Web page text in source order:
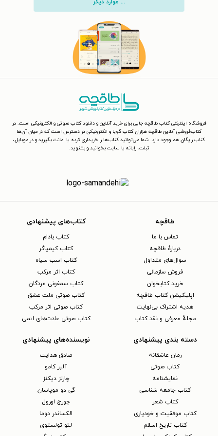
... موارد دیگر
فروشگاه اینترنتی کتاب طاقچه جایی برای خرید آنلاین و دانلود کتاب صوتی و الکترونیکی است. در
کتاب‌فروشی آنلاین طاقچه هزاران کتاب گویا و الکترونیکی در دسترس است که در میان آن‌ها
کتاب رایگان هم وجود دارد. شما می‌توانید کتاب‌ها را خریداری کرده یا امانت بگیرید و در موبایل،
تبلت، رایانه یا سایت بخوانید و بشنوید.
طاقچه
تماس با ما
دربارهٔ طاقچه
سوال‌های متداول
فروش سازمانی
خرید کتابخوان
اپلیکیشن کتاب طاقچه
هدیه اشتراک بی‌نهایت
مجلهٔ معرفی و نقد کتاب
کتاب‌های پیشنهادی
کتاب بادام
کتاب کیمیاگر
کتاب اسب سیاه
کتاب اثر مرکب
کتاب سمفونی مردگان
کتاب صوتی ملت عشق
کتاب صوتی اثر مرکب
کتاب صوتی عادت‌های اتمی
دسته بندی پیشنهادی
رمان عاشقانه
کتاب‌ صوتی
نمایشنامه
کتاب جامعه شناسی
کتاب شعر
کتاب موفقیت و خودیاری
کتاب تاریخ اسلام
نویسنده‌های پیشنهادی
صادق هدایت
آلبر کامو
چارلز دیکنز
گی دو موپاسان
جورج اورول
الکساندر دوما
لئو تولستوی